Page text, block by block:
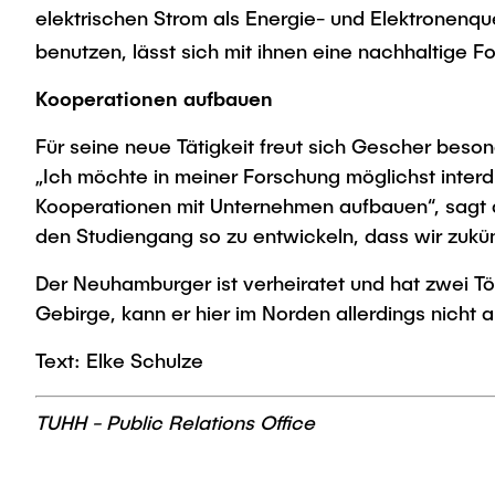
elektrischen Strom als Energie- und
benutzen, lässt sich mit ihnen eine nachhaltige
Kooperationen aufbauen
Für seine neue Tätigkeit freut sich Gescher
„Ich möchte in meiner Forschung möglichst
Kooperationen mit Unternehmen aufbauen“,
den Studiengang so zu entwickeln, dass wir
Der Neuhamburger ist verheiratet und hat zwei
Gebirge, kann er hier im Norden allerdings nicht
Text: Elke Schulze
TUHH - Public Relations Office